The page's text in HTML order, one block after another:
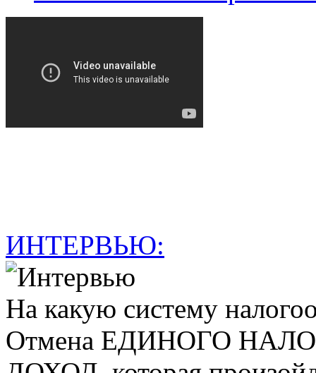
ИНТЕРВЬЮ:
На какую систему
Отмена ЕДИНОГО